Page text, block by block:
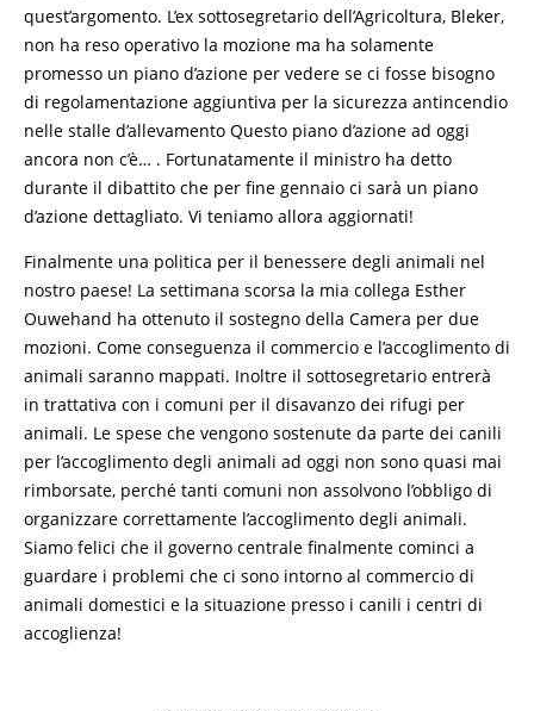
quest’argomento. L’ex sottosegretario dell’Agricoltura, Bleker,
non ha reso operativo la mozione ma ha solamente
promesso un piano d’azione per vedere se ci fosse bisogno
di regolamentazione aggiuntiva per la sicurezza antincendio
nelle stalle d’allevamento Questo piano d’azione ad oggi
ancora non c’è… . Fortunatamente il ministro ha detto
durante il dibattito che per fine gennaio ci sarà un piano
d’azione dettagliato. Vi teniamo allora aggiornati!
Finalmente una politica per il benessere degli animali nel
nostro paese! La settimana scorsa la mia collega Esther
Ouwehand ha ottenuto il sostegno della Camera per due
mozioni. Come conseguenza il commercio e l’accoglimento di
animali saranno mappati. Inoltre il sottosegretario entrerà
in trattativa con i comuni per il disavanzo dei rifugi per
animali. Le spese che vengono sostenute da parte dei canili
per l’accoglimento degli animali ad oggi non sono quasi mai
rimborsate, perché tanti comuni non assolvono l’obbligo di
organizzare correttamente l’accoglimento degli animali.
Siamo felici che il governo centrale finalmente cominci a
guardare i problemi che ci sono intorno al commercio di
animali domestici e la situazione presso i canili i centri di
accoglienza!